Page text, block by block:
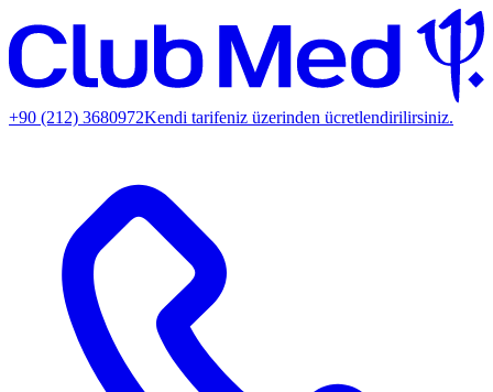
+90 (212) 3680972Kendi tarifeniz üzerinden ücretlendirilirsiniz.